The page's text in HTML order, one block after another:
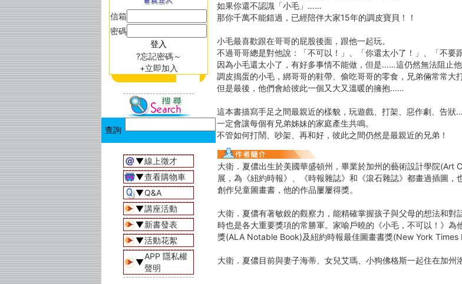
信箱
密碼
?忘記密碼～
+立即加入
▼線上徵才
▼查看購物車
▼Q&A
▼講座活動
▼新書發表
▼活動花絮
▼
APP 隱私權
聲明
如果你還不認識「小毛」……
那你千萬不能錯過，已經陪伴大家15年的調皮寶貝！！
小毛最喜歡跟在哥哥的屁股後面，跟他一起玩。
不過哥哥總是對他說：「不可以！」、「你還太小了！」、「不要
因為小毛還太小了，有好多事情不能做，但是……這仍然無法阻止他
調皮搗蛋的小毛，綁哥哥的鞋帶、偷吃哥哥的零食，兄弟倆常常大打
但是最後，他們會給彼此一個又大又溫暖的擁抱……
這本書描寫手足之間最親近的樣貌，玩遊戲、打架、惡作劇、告狀
一定會讓每個有兄弟姊妹的家庭產生共鳴。
不管如何打鬧、吵架、再和好，彼此之間仍然是最親近的兄弟！
大衛．夏儂出生於美國華盛頓州，畢業於加州的藝術設計學院(Art
展，為《紐約時報》、《時報雜誌》和《滾石雜誌》都畫過插圖
創作兒童圖畫書，他的作品屢屢得獎。
大衛．夏儂有著敏銳的觀察力，能精確掌握孩子與父母的想法和
時也是各大重要獎項的常勝軍。家喻戶曉的《小毛，不可以！》
獎(ALA Notable Book)及紐約時報最佳圖畫書獎(New York Times
大衛．夏儂目前與妻子海蒂、女兒艾瑪、小狗佛格斯一起住在加州